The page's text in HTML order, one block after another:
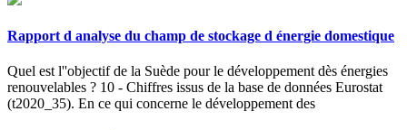
Rapport d analyse du champ de stockage d énergie domestique
Quel est l''objectif de la Suède pour le développement dès énergies
renouvelables ? 10 - Chiffres issus de la base de données Eurostat
(t2020_35). En ce qui concerne le développement des